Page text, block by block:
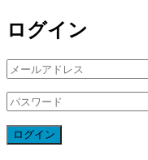
ログイン
ログイン